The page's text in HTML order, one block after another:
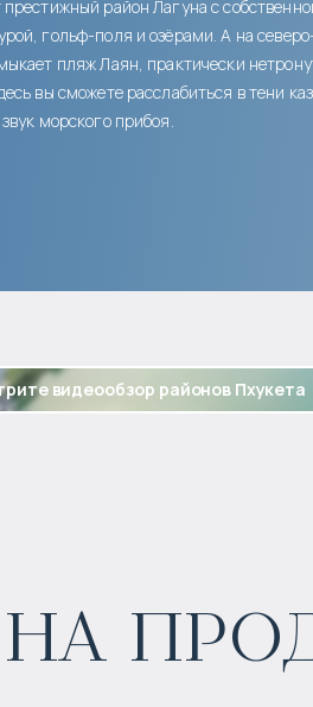
район Лагуна с
гольф-поля и озёрами. А на
пляж Лаян, практически
вы сможете расслабиться в тени
морского прибоя.
видеообзор районов Пхукета
622